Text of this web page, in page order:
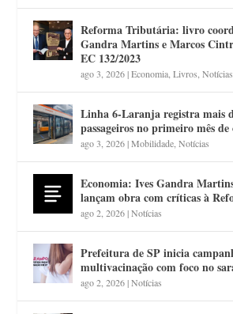
Reforma Tributária: livro
Gandra Martins e Marcos
EC 132/2023
ago 3, 2026|Economia ,Livros ,Notícias
Linha 6-Laranja registra mais
passageiros no primeiro mês
ago 3, 2026|Mobilidade ,Notícias
Economia: Ives Gandra
lançam obra com críticas à
ago 2, 2026|Notícias
Prefeitura de SP inicia
multivacinação com foco no
ago 2, 2026|Notícias